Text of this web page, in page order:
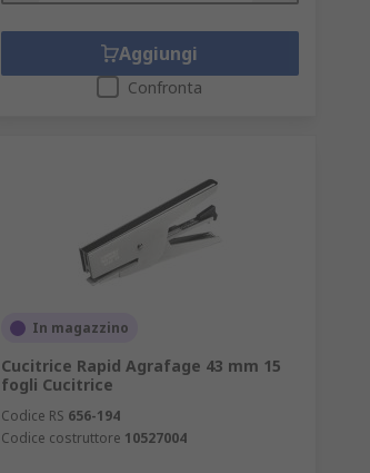
Aggiungi
Confronta
In magazzino
Cucitrice Rapid Agrafage 43 mm 15
fogli Cucitrice
Codice RS 656-194
Codice costruttore 10527004